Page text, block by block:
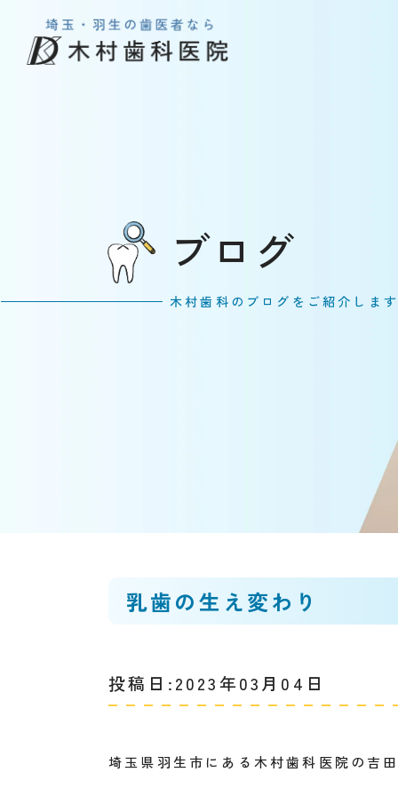
ブログ
木村歯科のブログをご紹介します
乳歯の生え変わり
投稿日:2023年03月04日
埼玉県羽生市にある木村歯科医院の吉